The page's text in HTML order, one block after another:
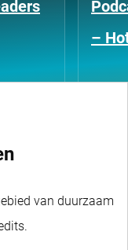
–
van duurzaam